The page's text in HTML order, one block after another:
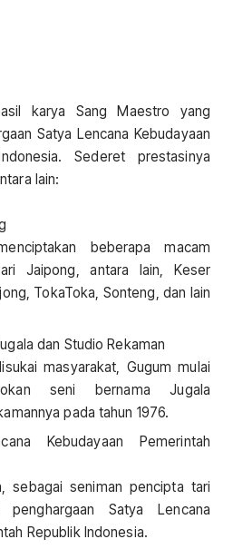
karya Sang Maestro yang
Satya Lencana Kebudayaan
Sederet prestasinya
lain:
beberapa macam
Jaipong, antara lain, Keser
TokaToka, Sonteng, dan lain
dan Studio Rekaman
masyarakat, Gugum mulai
seni bernama Jugala
pada tahun 1976.
Kebudayaan Pemerintah
sebagai seniman pencipta tari
penghargaan Satya Lencana
Republik Indonesia.